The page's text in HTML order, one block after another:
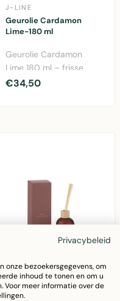
J-LINE
Geurolie Cardamon
Lime-180 ml
Geurolie Cardamon
Lime 180 ml – frisse
citrusgeur met
€34,50
J-LINE
Reed Diffuser Essential
Accords Seductive
Privacybeleid
onze bezoekersgegevens, om
inhoud te tonen en om u
meer informatie over de